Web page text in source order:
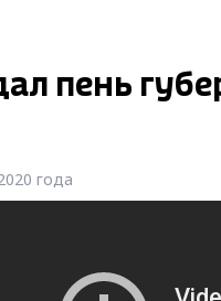
пень
года